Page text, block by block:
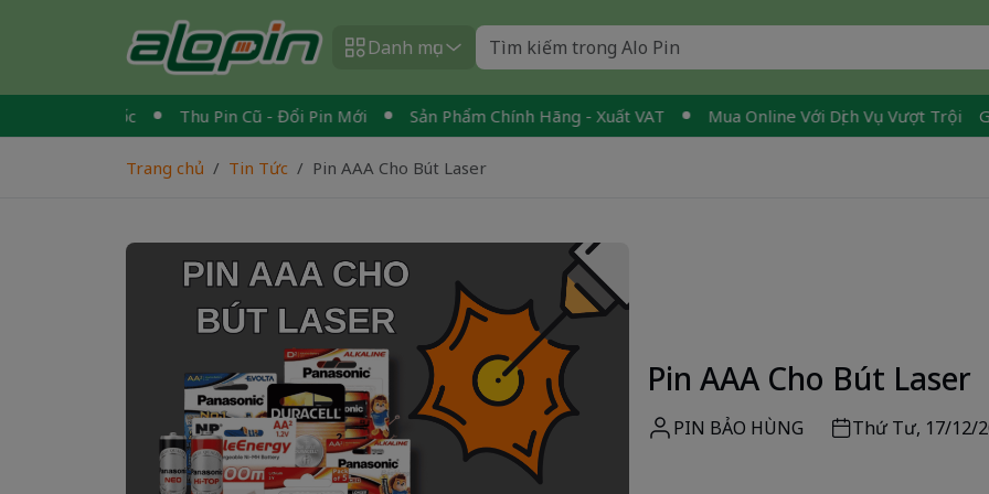
Danh mục
Thu Pin Cũ - Đổi Pin Mới Sản Phẩm Chính Hãng - Xuất VAT Mua Online Với Dịch Vụ Vượt Trội Giao
Trang chủ Tin Tức Pin AAA Cho Bút Laser
Pin AAA Cho Bút Laser
PIN BẢO HÙNG Thứ Tư, 17/12/